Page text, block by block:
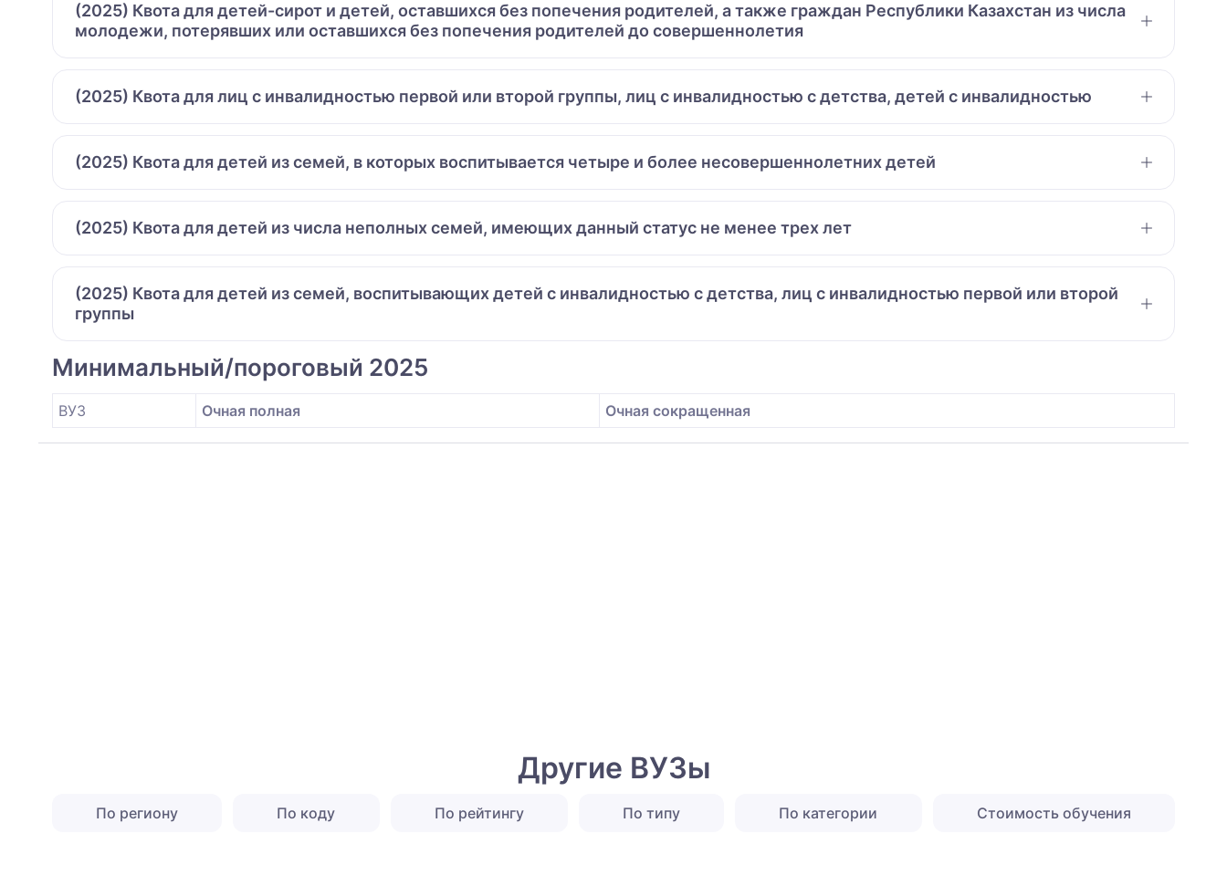
(2025) Квота для детей-сирот и детей, оставшихся без попечения родителей, а также граждан Республики Казахстан из числа
молодежи, потерявших или оставшихся без попечения родителей до совершеннолетия
(2025) Квота для лиц с инвалидностью первой или второй группы, лиц с инвалидностью с детства, детей с инвалидностью
(2025) Квота для детей из семей, в которых воспитывается четыре и более несовершеннолетних детей
(2025) Квота для детей из числа неполных семей, имеющих данный статус не менее трех лет
(2025) Квота для детей из семей, воспитывающих детей с инвалидностью с детства, лиц с инвалидностью первой или второй
группы
Минимальный/пороговый 2025
ВУЗ Очная полная Очная сокращенная
Другие ВУЗы
По региону По коду По рейтингу По типу По категории Стоимость обучения